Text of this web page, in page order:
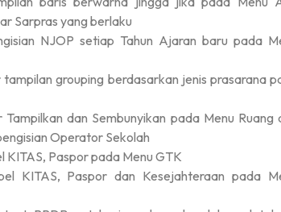
Sarpras yang berlaku
NJOP setiap Tahun Ajaran baru pada
grouping berdasarkan jenis prasarana
dan Sembunyikan pada Menu Ruang
Operator Sekolah
KITAS, Paspor pada Menu GTK
KITAS, Paspor dan Kesejahteraan pada